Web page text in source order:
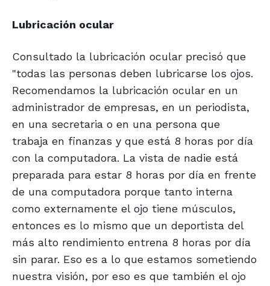
Lubricación ocular
Consultado la lubricación ocular precisó que
"todas las personas deben lubricarse los ojos.
Recomendamos la lubricación ocular en un
administrador de empresas, en un periodista,
en una secretaria o en una persona que
trabaja en finanzas y que está 8 horas por día
con la computadora. La vista de nadie está
preparada para estar 8 horas por día en frente
de una computadora porque tanto interna
como externamente el ojo tiene músculos,
entonces es lo mismo que un deportista del
más alto rendimiento entrena 8 horas por día
sin parar. Eso es a lo que estamos sometiendo
nuestra visión, por eso es que también el ojo